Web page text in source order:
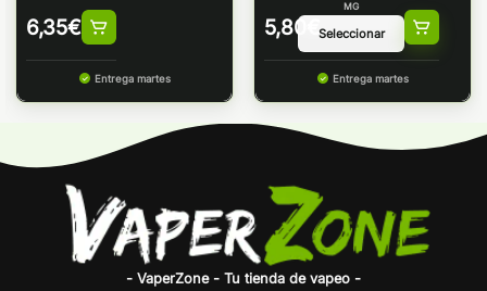
6,35€
Entrega martes
5,80 €
MG
Entrega martes
- VaperZone - Tu tienda de vapeo -